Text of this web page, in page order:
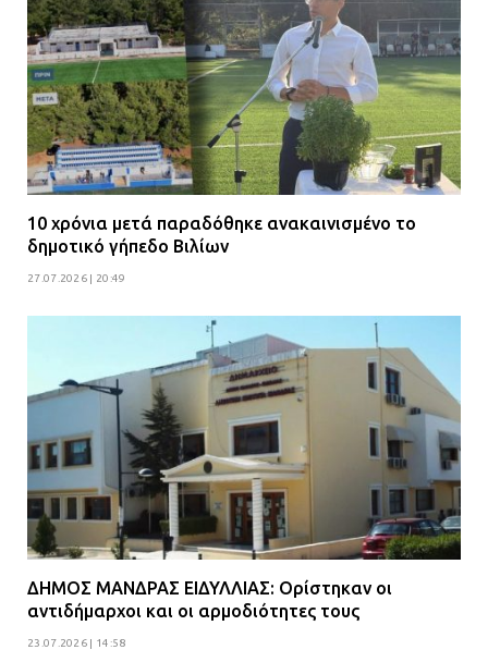
10 χρόνια μετά παραδόθηκε ανακαινισμένο το
δημοτικό γήπεδο Βιλίων
27.07.2026 | 20:49
ΔΗΜΟΣ ΜΑΝΔΡΑΣ ΕΙΔΥΛΛΙΑΣ: Ορίστηκαν οι
αντιδήμαρχοι και οι αρμοδιότητες τους
23.07.2026 | 14:58